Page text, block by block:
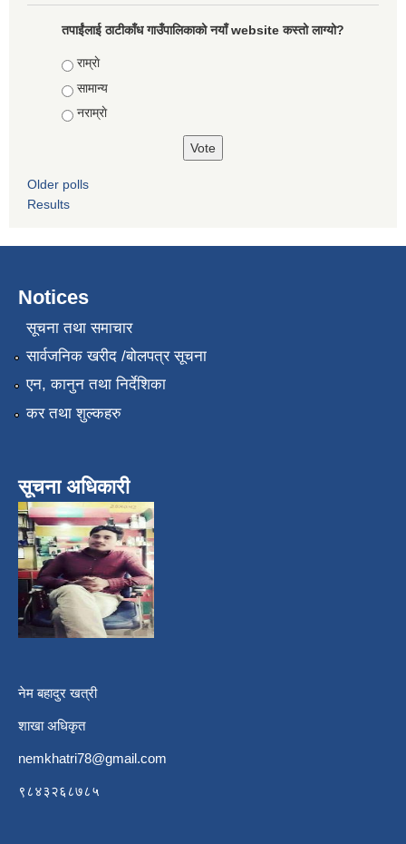
तपाईंलाई ठाटीकाँध गाउँपालिकाको नयाँ website कस्तो लाग्यो?
Choices
राम्राे
सामान्य
नराम्राे
Older polls
Results
Notices
सूचना तथा समाचार
सार्वजनिक खरीद /बोलपत्र सूचना
एन, कानुन तथा निर्देशिका
कर तथा शुल्कहरु
सूचना अधिकारी
नेम बहादुर खत्री
शाखा अधिकृत
nemkhatri78@gmail.com
९८४३२६८७८५